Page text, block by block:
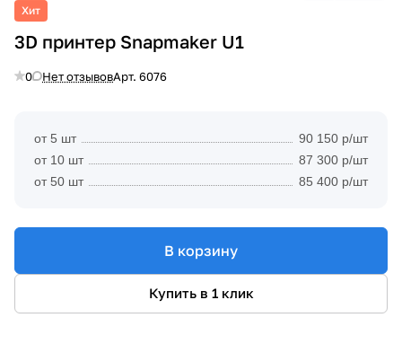
Хит
3D принтер Snapmaker U1
0 Нет отзывовАрт. 6076
от 5 шт
90 150 р/шт
от 10 шт
87 300 р/шт
от 50 шт
85 400 р/шт
В корзину
Купить в 1 клик